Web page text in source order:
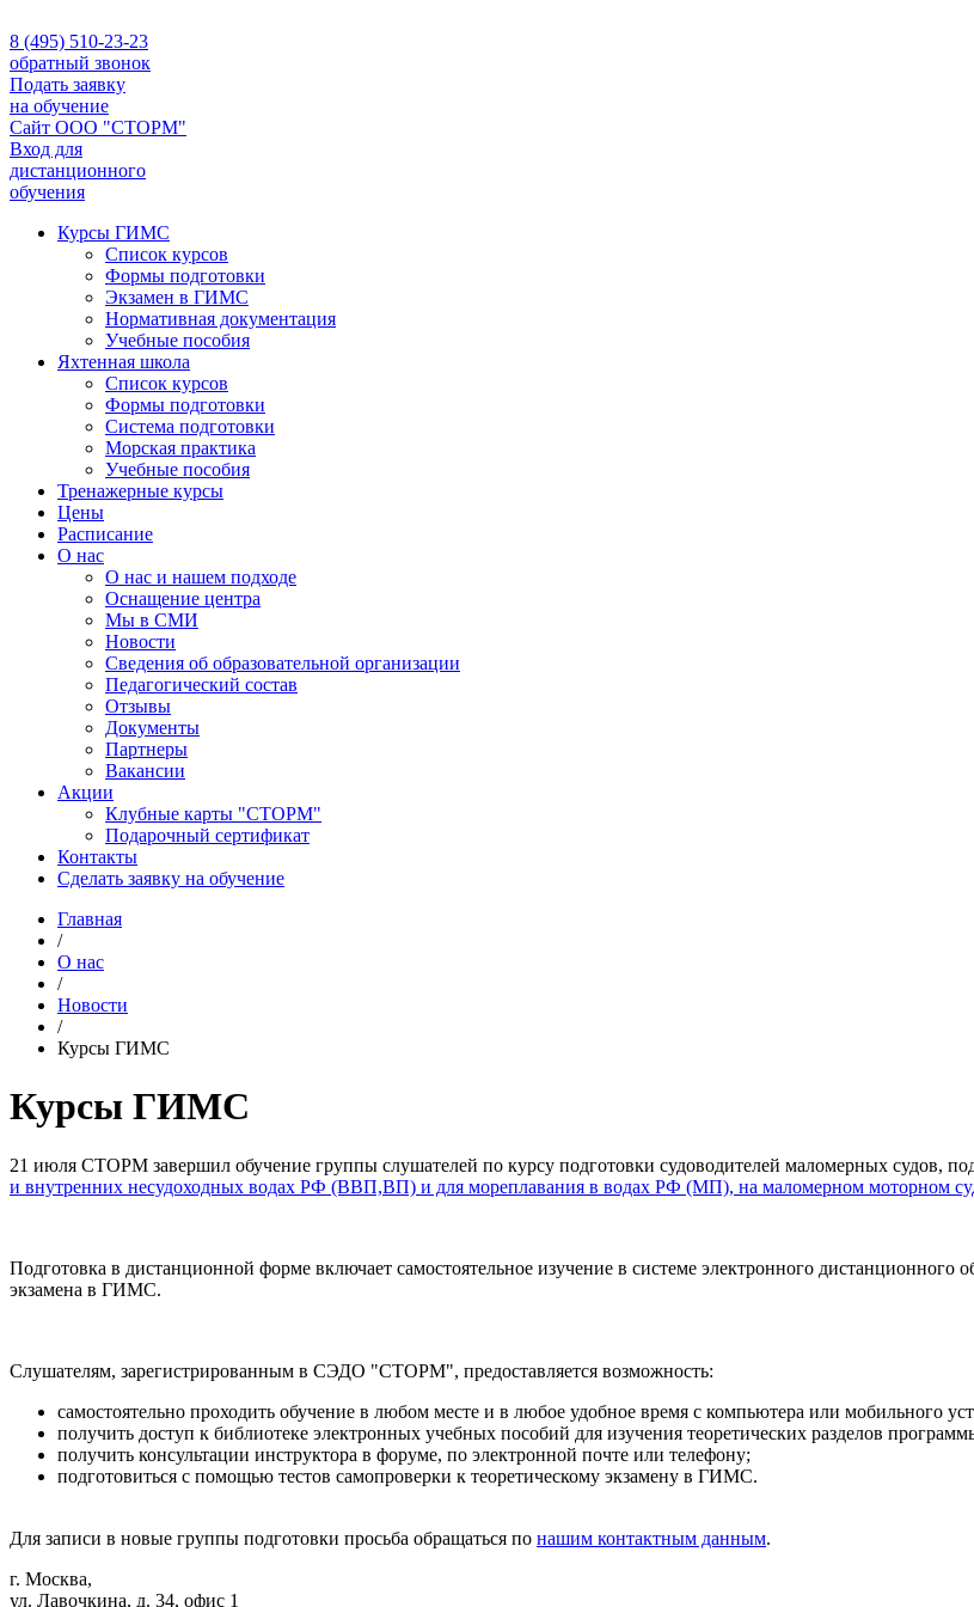
8 (495) 510-23-23
обратный звонок
Подать заявку
на обучение
Сайт ООО "СТОРМ"
Вход для
дистанционного
обучения
Курсы ГИМС
Список курсов
Формы подготовки
Экзамен в ГИМС
Нормативная документация
Учебные пособия
Яхтенная школа
Список курсов
Формы подготовки
Cистема подготовки
Морская практика
Учебные пособия
Тренажерные курсы
Цены
Расписание
О нас
О нас и нашем подходе
Оснащение центра
Мы в СМИ
Новости
Сведения об образовательной организации
Педагогический состав
Отзывы
Документы
Партнеры
Вакансии
Акции
Клубные карты "СТОРМ"
Подарочный сертификат
Контакты
Сделать заявку на обучение
Главная
/
О нас
/
Новости
/
Курсы ГИМС
Курсы ГИМС
21 июля СТОРМ завершил обучение группы слушателей по курсу подготовки судоводителей маломерных
и внутренних несудоходных водах РФ (ВВП,ВП) и для мореплавания в водах РФ (МП), на маломерном моторном
Подготовка в дистанционной форме включает самостоятельное изучение в системе электронного
экзамена в ГИМС.
Слушателям, зарегистрированным в СЭДО "СТОРМ", предоставляется возможность:
самостоятельно проходить обучение в любом месте и в любое удобное время с компьютера или мобильного
получить доступ к библиотеке электронных учебных пособий для изучения теоретических разделов
получить консультации инструктора в форуме, по электронной почте или телефону;
подготовиться с помощью тестов самопроверки к теоретическому экзамену в ГИМС.
Для записи в новые группы подготовки просьба обращаться по нашим контактным данным.
г. Москва,
ул. Лавочкина, д. 34, офис 1